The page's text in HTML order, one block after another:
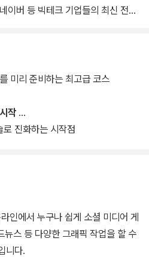
이버 등 빅테크 기업들의 최신 전략
장에서 만난 3만여 명 사용자들의
서 활용도가 높은 AI 도구 50개를
림·영상·음악에 특화된 AI들을 업무·
수 있는지 구체적인 사례와 함께 다
미리 준비하는 최고급 코스
작
진화하는 시작점
인에서 누구나 쉽게 소셜 미디어 게
뉴스 등 다양한 그래픽 작업을 할 수
니다.